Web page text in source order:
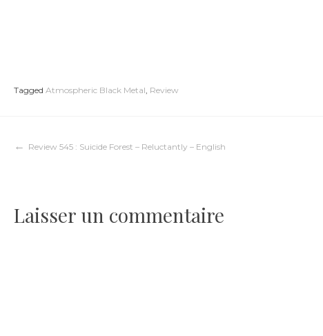
Tagged Atmospheric Black Metal Review
Navigation
l’article
Review 545 : Suicide Forest – Reluctantly – English
Laisser un commentaire